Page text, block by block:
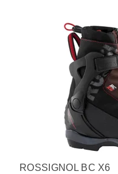
ROSSIGNOL BC X6